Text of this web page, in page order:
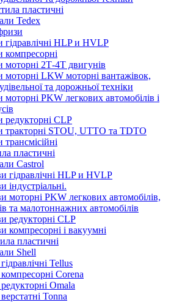
пластичні
Tedex
гідравлічні HLP и HVLP
компресорні
моторні 2Т-4Т двигунів
моторні LKW моторні вантажівок,
та дорожньої техніки
моторні PKW легкових автомобілів і
редукторні CLP
тракторні STOU, UTTO та TDTO
пластичні
Castrol
гідравлічні HLP и HVLP
індустріальні.
моторні PKW легкових автомобілів,
та малотоннажних автомобілів
редукторні CLP
компресорні і вакуумні
пластичні
Shell
Tellus
Corena
Omala
Tonna